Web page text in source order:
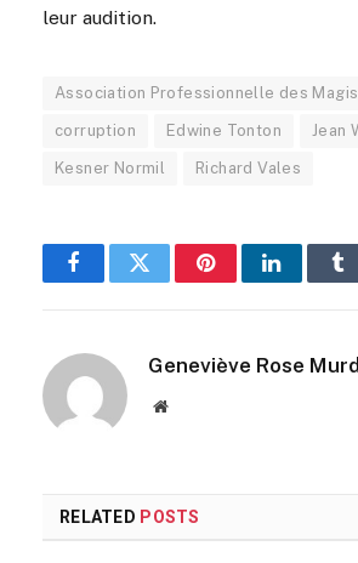
leur audition.
Association Professionnelle des
corruption Edwine Tonton Jean
Kesner Normil Richard Vales
FacebookTwitterPinterestLinkedIn
Geneviève Rose
Website
RELATED POSTS